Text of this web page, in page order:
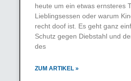
heute um ein etwas ernsteres
Lieblingsessen oder warum
recht doof ist. Es geht ganz
Schutz gegen Diebstahl und
des
ZUM ARTIKEL »